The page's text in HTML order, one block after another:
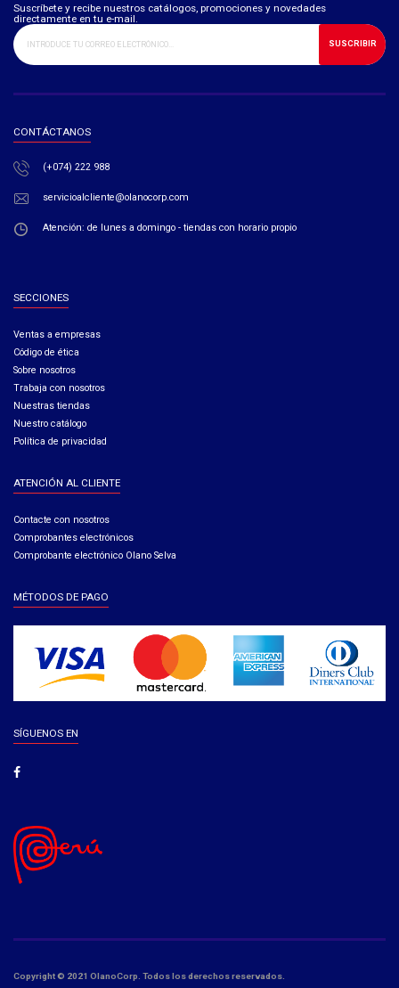
Suscríbete y recibe nuestros catálogos, promociones y novedades
directamente en tu e-mail.
SUSCRIBIR
CONTÁCTANOS
(+074) 222 988
servicioalcliente@olanocorp.com
Atención: de lunes a domingo - tiendas con horario propio
SECCIONES
Ventas a empresas​
Código de ética​
Sobre nosotros
Trabaja con nosotros
Nuestras tiendas
Nuestro catálogo
Política de privacidad
ATENCIÓN AL CLIENTE
Contacte con nosotros
Comprobantes electrónicos
Comprobante electrónico Olano Selva
MÉTODOS DE PAGO
SÍGUENOS EN
Copyright © 2021 OlanoCorp. Todos los derechos reservados.